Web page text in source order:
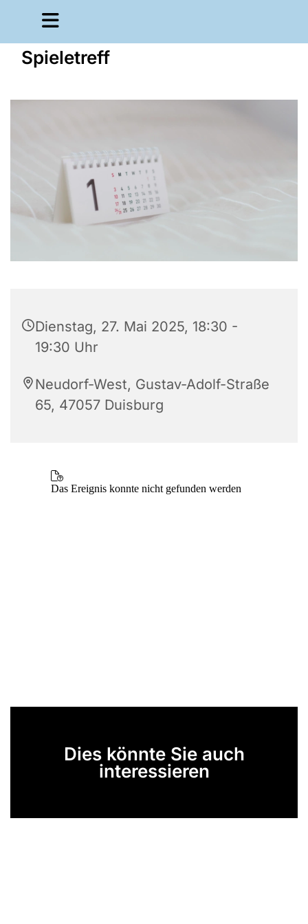
Spieletreff
Dienstag, 27. Mai 2025, 18:30 -
19:30 Uhr
Neudorf-West, Gustav-Adolf-Straße
65, 47057 Duisburg
Dies könnte Sie auch
interessieren